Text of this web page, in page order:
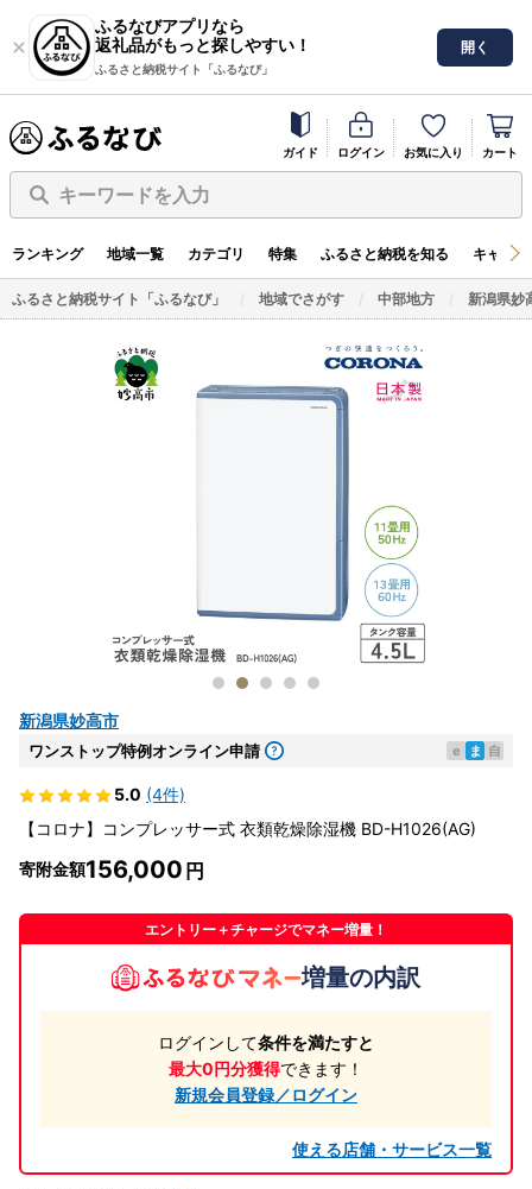
ふるなびアプリなら
返礼品がもっと探しやすい！
ふるさと納税サイト「ふるなび」
開く
ガイド ログイン お気に入り カート
キーワードを入力
ランキング 地域一覧 カテゴリ 特集 ふるさと納税を知る キャン
ふるさと納税サイト「ふるなび」 地域でさがす 中部地方 新潟県妙
新潟県妙高市
ワンストップ特例オンライン申請 e ま 自
5.0 (4件)
【コロナ】コンプレッサー式 衣類乾燥除湿機 BD-H1026(AG)
寄附金額156,000
エントリー＋チャージでマネー増量！
増量の内訳
ログインして条件を満たすと
最大0円分獲得できます！
新規会員登録／ログイン
使える店舗・サービス一覧